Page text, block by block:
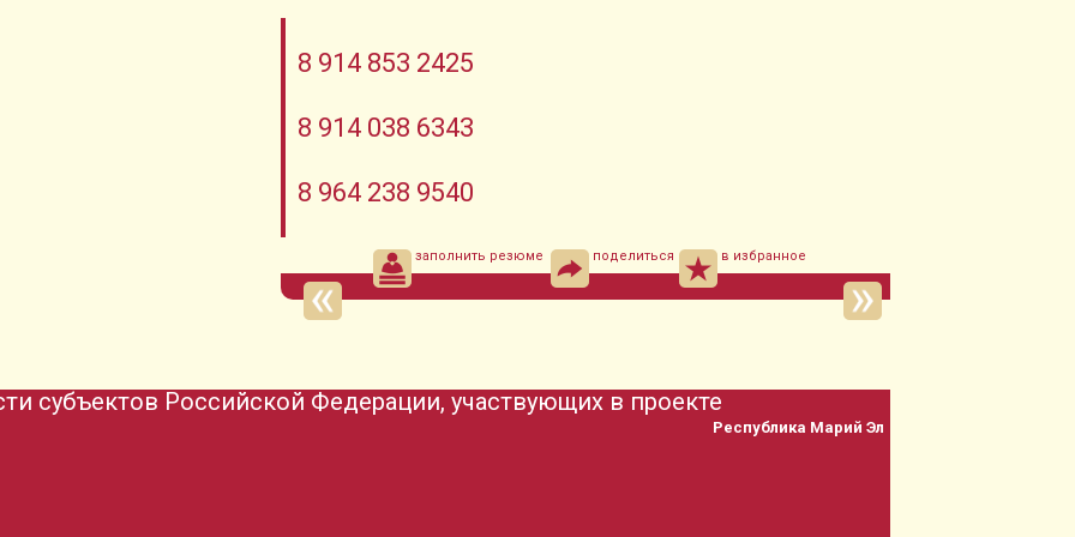
8 914 853 2425
8 914 038 6343
8 964 238 9540
заполнить резюме поделиться в избранное
Республика Марий Эл
субъектов Российской Федерации, участвующих в проекте